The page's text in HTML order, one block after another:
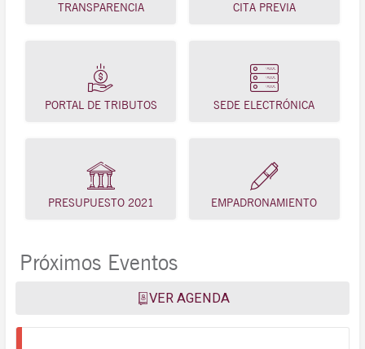
TRANSPARENCIA CITA PREVIA
PORTAL DE TRIBUTOS SEDE ELECTRÓNICA
PRESUPUESTO 2021 EMPADRONAMIENTO
Próximos Eventos
VER AGENDA